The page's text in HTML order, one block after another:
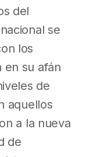
del
se
los
en su afán
de
aquellos
a la nueva
de